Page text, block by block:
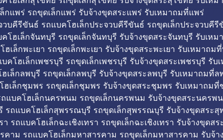
กแพร่ รถขุดเล็กแพร่ รับจ้างขุดสระแพร่ รับเหมาถมที่แพร่
บคีรีขันธ์ รถแบคโฮเล็กประจวบคีรีขันธ์ รถขุดเล็กประจวบ
โฮเล็กจันทบุรี รถขุดเล็กจันทบุรี รับจ้างขุดสระจันทบุรี รับเห
เล็กพะเยา รถขุดเล็กพะเยา รับจ้างขุดสระพะเยา รับเหมาถมที่
คโฮเล็กเพชรบุรี รถขุดเล็กเพชรบุรี รับจ้างขุดสระเพชรบุรี รับ
เล็กลพบุรี รถขุดเล็กลพบุรี รับจ้างขุดสระลพบุรี รับเหมาถมที่ล
เล็กชุมพร รถขุดเล็กชุมพร รับจ้างขุดสระชุมพร รับเหมาถมที่
แบคโฮเล็กนครพนม รถขุดเล็กนครพนม รับจ้างขุดสระนครพ
รถแบคโฮเล็กสุพรรณบุรี รถขุดเล็กสุพรรณบุรี รับจ้างขุดสระ
รถแบคโฮเล็กฉะเชิงเทรา รถขุดเล็กฉะเชิงเทรา รับจ้างขุดส
คาม รถแบคโฮเล็กมหาสารคาม รถขุดเล็กมหาสารคาม รับจ้